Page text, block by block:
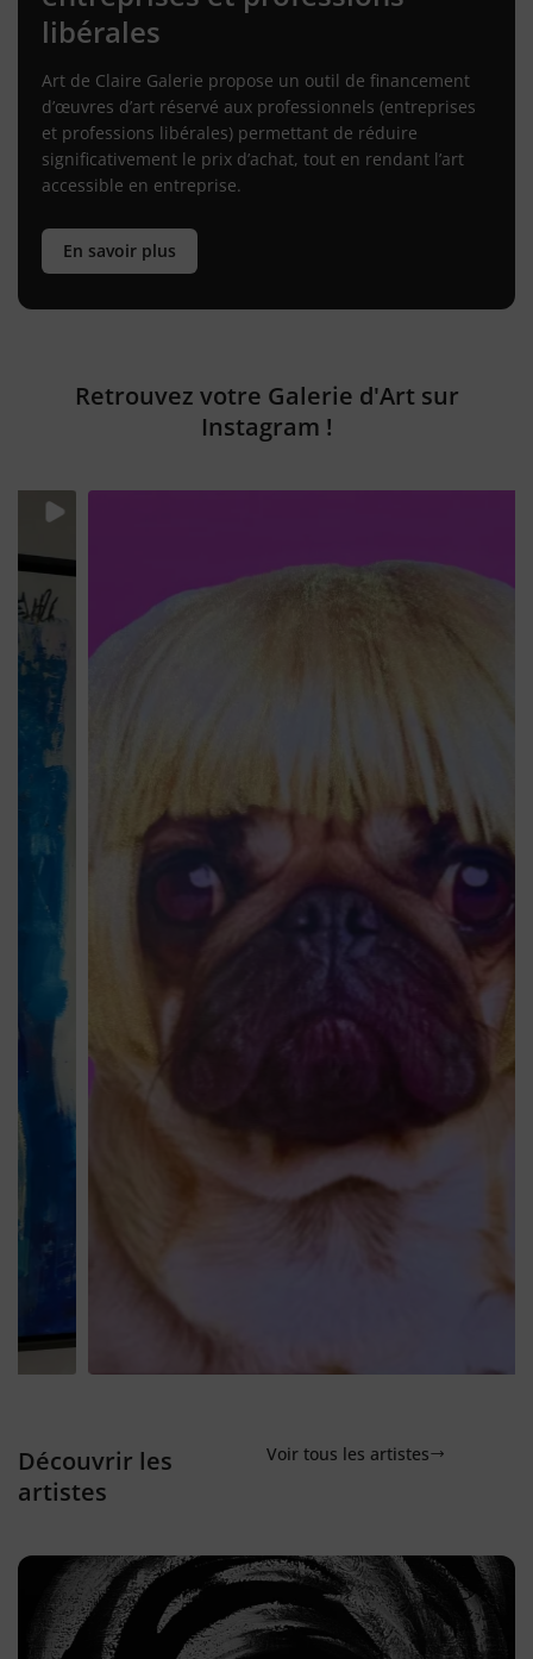
libérales
Art de Claire Galerie propose un outil de financement
d’œuvres d’art réservé aux professionnels (entreprises
et professions libérales) permettant de réduire
significativement le prix d’achat, tout en rendant l’art
accessible en entreprise.
En savoir plus
Retrouvez votre Galerie d'Art sur
Instagram !
Découvrir les
artistes
Voir tous les artistes